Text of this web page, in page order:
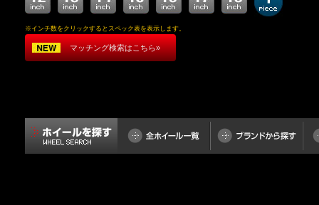
※インチ数をクリックするとスペック表を表示します。
マッチング検索はこちら»